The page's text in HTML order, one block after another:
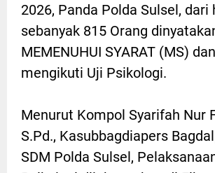
2026, Panda Polda Sulsel, dari
sebanyak 815 Orang
MEMENUHUI SYARAT (MS)
mengikuti Uji Psikologi.
Menurut Kompol Syarifah Nur
S.Pd., Kasubbagdiapers
SDM Polda Sulsel,